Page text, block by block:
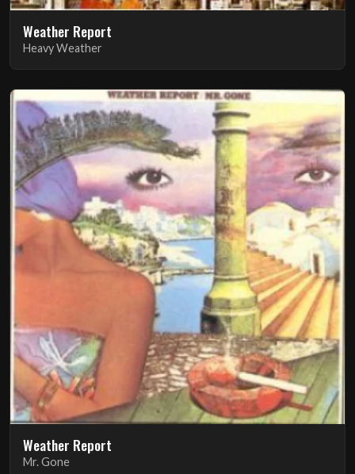
Weather Report
Heavy Weather
Weather Report
Mr. Gone